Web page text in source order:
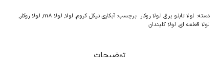
دسته: لولا تابلو برق, لولا روکار برچسب:آبکاری نیکل کروم, لولا, لولا m8 , لولا روکار,
لولا قطعه ای, لولا کلیندان